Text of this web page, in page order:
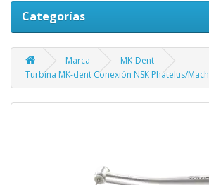
Categorías
Marca
MK-Dent
Turbina MK-dent Conexión NSK Phatelus/Mach